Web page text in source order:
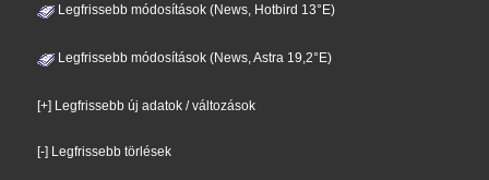
Legfrissebb módosítások (News, Hotbird 13°E)
Legfrissebb módosítások (News, Astra 19,2°E)
[+] Legfrissebb új adatok / változások
[-] Legfrissebb törlések